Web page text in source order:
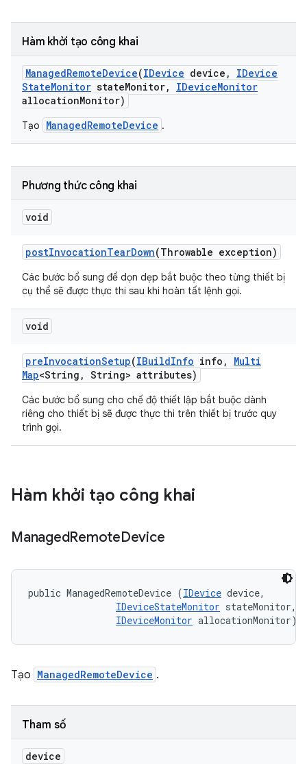
Hàm khởi tạo công khai
ManagedRemoteDevice(IDevice device ,
IDevice
StateMonitor stateMonitor, IDeviceMonitor
allocationMonitor)
Tạo ManagedRemoteDevice .
Phương thức công khai
void
postInvocationTearDown(Throwable exception)
Các bước bổ sung để dọn dẹp bắt buộc theo từng thiết bị
cụ thể sẽ được thực thi sau khi hoàn tất lệnh gọi.
void
preInvocationSetup(IBuildInfo info ,
Multi
Map<String , String> attributes)
Các bước bổ sung cho chế độ thiết lập bắt buộc dành
riêng cho thiết bị sẽ được thực thi trên thiết bị trước quy
trình gọi.
Hàm khởi tạo công khai
ManagedRemoteDevice
public ManagedRemoteDevice (IDevice device,
IDeviceStateMonitor stateMonitor,
IDeviceMonitor allocationMonitor)
Tạo ManagedRemoteDevice .
Tham số
device